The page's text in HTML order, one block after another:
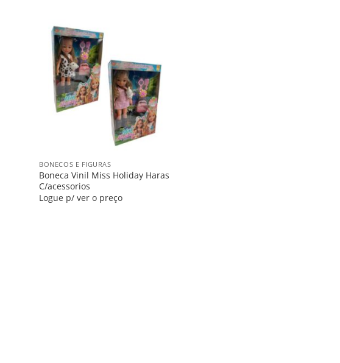
Lista
BONECOS E FIGURAS
Boneca Vinil Miss Holiday Haras
C/acessorios
Logue p/ ver o preço